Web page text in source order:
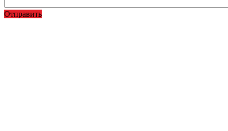
Отправить